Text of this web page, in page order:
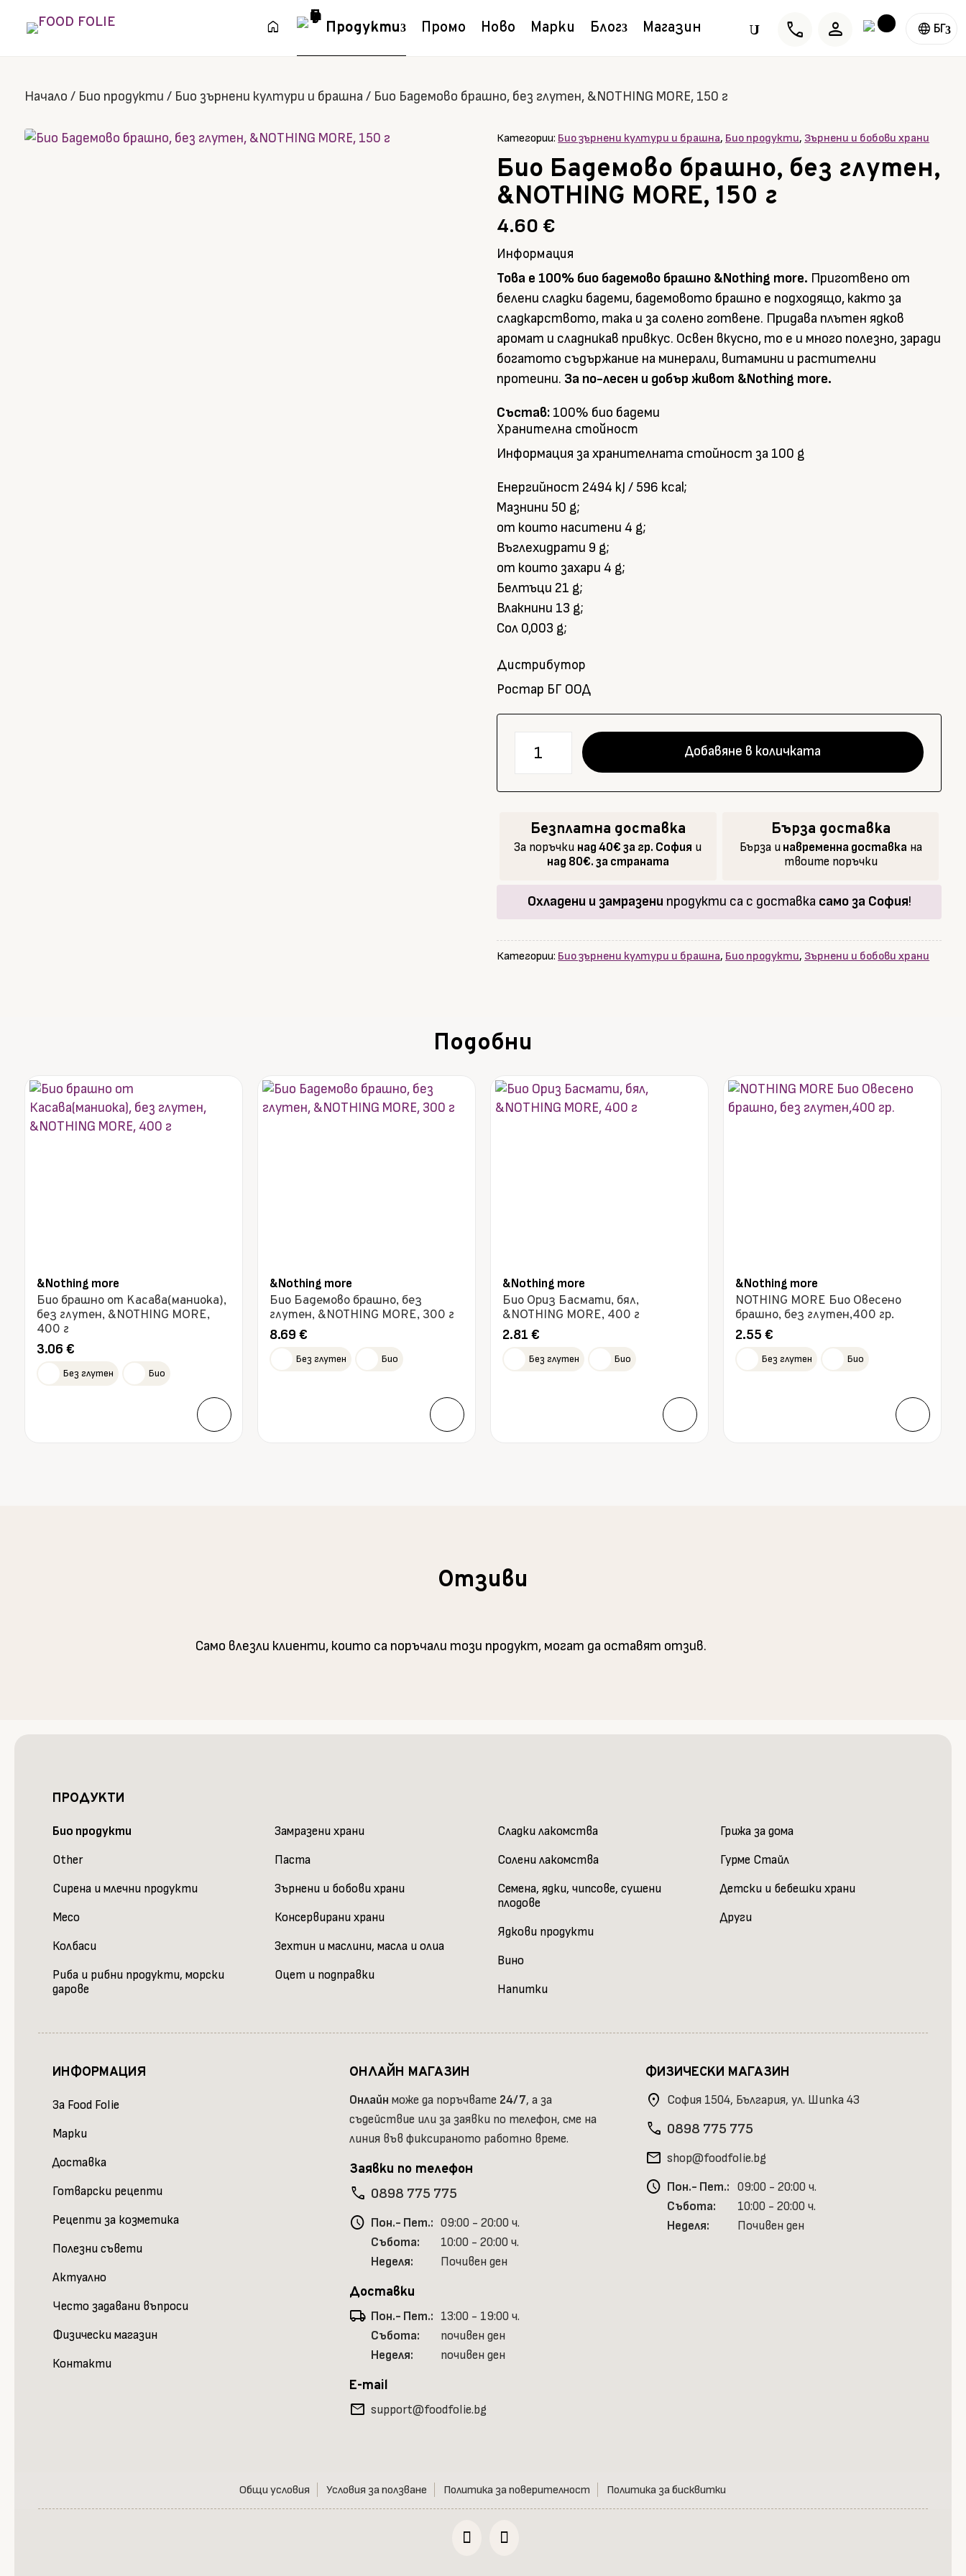
phone person БГ
U
home Продукти Промо Ново Марки Блог Магазин
Начало / Био продукти / Био зърнени култури и брашна / Био Бадемово брашно, без глутен, &NOTHING MORE, 150 г
Категории: Био зърнени култури и брашна, Био продукти, Зърнени и бобови храни
Био Бадемово брашно, без глутен,
&NOTHING MORE, 150 г
4.60 €
Информация
Това е 100% био бадемово брашно &Nothing more. Приготвено от
белени сладки бадеми, бадемовото брашно е подходящо, както за
сладкарството, така и за солено готвене. Придава плътен ядков
аромат и сладникав привкус. Освен вкусно, то е и много полезно, заради
богатото съдържание на минерали, витамини и растителни
протеини. За по-лесен и добър живот &Nothing more.
Състав: 100% био бадеми
Хранителна стойност
Информация за хранителната стойност за 100 g
Енергийност 2494 kJ / 596 kcal;
Мазнини 50 g;
от които наситени 4 g;
Въглехидрати 9 g;
от които захари 4 g;
Белтъци 21 g;
Влакнини 13 g;
Сол 0,003 g;
Дистрибутор
Ростар БГ ООД
количество
брашно,
без
глутен,
MORE,
г
Добавяне в количката
Безплатна доставка
За поръчки над 40€ за гр. София и
над 80€. за страната
Бърза доставка
Бърза инавременна доставка на
твоите поръчки
Охладени и замразени продукти са с доставка само за София!
Категории: Био зърнени култури и брашна, Био продукти, Зърнени и бобови храни
Подобни
&Nothing more
Био брашно от Касава(маниока),
без глутен, &NOTHING MORE,
400 г
3.06 €
Без глутен Био
&Nothing more
Био Бадемово брашно, без
глутен, &NOTHING MORE, 300 г
8.69 €
Без глутен Био
&Nothing more
Био Ориз Басмати, бял,
&NOTHING MORE, 400 г
2.81 €
Без глутен Био
&Nothing more
NOTHING MORE Био Овесено
брашно, без глутен,400 гр.
2.55€
Без глутен Био
Отзиви
Само влезли клиенти, които са поръчали този продукт, могат да оставят отзив.
ПРОДУКТИ
Био продукти
Other
Сирена и млечни продукти
Месо
Колбаси
Риба и рибни продукти, морски
дарове
Замразени храни
Паста
Зърнени и бобови храни
Консервирани храни
Зехтин и маслини, масла и олиа
Оцет и подправки
Сладки лакомства
Солени лакомства
Семена, ядки, чипсове, сушени
плодове
Ядкови продукти
Вино
Напитки
Грижа за дома
Гурме Стайл
Детски и бебешки храни
Други
ИНФОРМАЦИЯ
За Food Folie
Марки
Доставка
Готварски рецепти
Рецепти за козметика
Полезни съвети
Актуално
Често задавани въпроси
Физически магазин
Контакти
ОНЛАЙН МАГАЗИН
Онлайн може да поръчвате 24/7, а за
съдействие или за заявки по телефон, сме на
линия във фиксираното работно време.
Заявки по телефон
phone 0898 775 775
schedule Пон.- Пет.: 09:00 - 20:00 ч.
Събота:
10:00 - 20:00 ч.
Неделя:
Почивен ден
Доставки
local_shipping Пон.- Пет.: 13:00 - 19:00 ч.
Събота:
почивен ден
Неделя:
почивен ден
E-mail
mail support@foodfolie.bg
ФИЗИЧЕСКИ МАГАЗИН
location_on София 1504, България, ул. Шипка 43
phone 0898 775 775
mail shop@foodfolie.bg
schedule Пон.- Пет.: 09:00 - 20:00 ч.
Събота:
10:00 - 20:00 ч.
Неделя:
Почивен ден
Общи условия Условия за ползване Политика за поверителност Политика за бисквитки